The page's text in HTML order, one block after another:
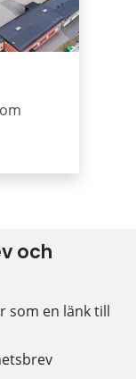
och
som en länk till